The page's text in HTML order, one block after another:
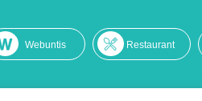
Webuntis Restaurant